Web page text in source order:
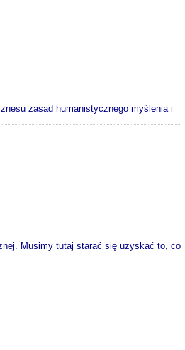
zasad humanistycznego myślenia i
Musimy tutaj starać się uzyskać to, co